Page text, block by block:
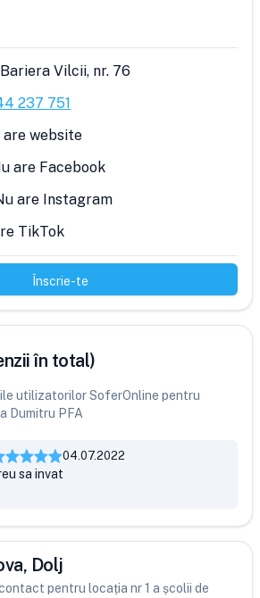
Vilcii, nr. 76
237 751
are website
are Facebook
are Instagram
TikTok
Înscrie-te
în total)
utilizatorilor SoferOnline pentru
Dumitru PFA
04.07.2022
sa invat
Dolj
pentru locația nr 1 a școlii de